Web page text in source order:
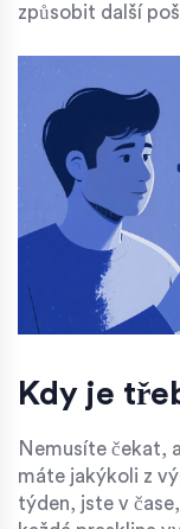
způsobit další
Kdy je
Nemusíte čekat,
máte jakýkoli z
týden, jste v